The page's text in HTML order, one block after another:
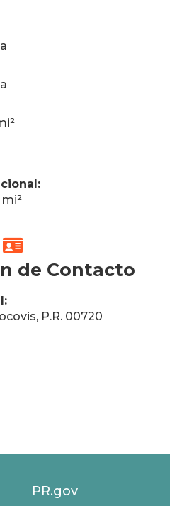
mi²

de Contacto
P.R. 00720
PR.gov